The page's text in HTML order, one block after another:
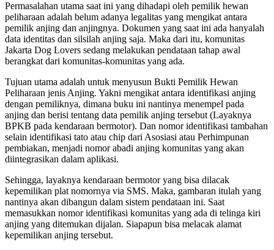
Permasalahan utama saat ini yang dihadapi oleh pemilik hewan
peliharaan adalah belum adanya legalitas yang mengikat antara
pemilik anjing dan anjingnya. Dokumen yang saat ini ada hanyalah
data identitas dan silsilah anjing saja. Maka dari itu, komunitas
Jakarta Dog Lovers sedang melakukan pendataan tahap awal
berangkat dari komunitas-komunitas yang ada.
Tujuan utama adalah untuk menyusun Bukti Pemilik Hewan
Peliharaan jenis Anjing. Yakni mengikat antara identifikasi anjing
dengan pemiliknya, dimana buku ini nantinya menempel pada
anjing dan berisi tentang data pemilik anjing tersebut (Layaknya
BPKB pada kendaraan bermotor). Dan nomor identifikasi tambahan
selain identifikasi tato atau chip dari Asosiasi atau Perhimpunan
pembiakan, menjadi nomor abadi anjing komunitas yang akan
diintegrasikan dalam aplikasi.
Sehingga, layaknya kendaraan bermotor yang bisa dilacak
kepemilikan plat nomornya via SMS. Maka, gambaran itulah yang
nantinya akan dibangun dalam sistem pendataan ini. Saat
memasukkan nomor identifikasi komunitas yang ada di telinga kiri
anjing yang ditemukan dijalan. Siapapun bisa melacak alamat
kepemilikan anjing tersebut.